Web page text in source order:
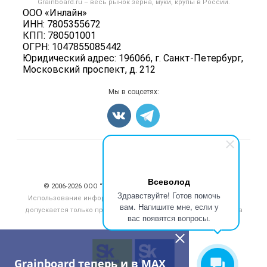
Всеволод
Здравствуйте! Готов помочь
вам. Напишите мне, если у
вас появятся вопросы.
Grainboard теперь и в MAX
Grainboard.ru – весь рынок зерна, муки, крупы в России.
ООО «Инлайн»
ИНН: 7805355672
КПП: 780501001
ОГРН: 1047855085442
Юридический адрес: 196066, г. Санкт-Петербург,
Московский проспект, д. 212
Политика обработки персональных данных
Мука
Оборудование
Прочее
Карта объявлений
Мы в соцсетях:
© 2006‑2026 ООО “Инлайн”. 12+ Все права защищены.
Использование информации, размещенной на данном сайте,
допускается только при размещении активной гиперссылки на
сайт
grainboard.ru